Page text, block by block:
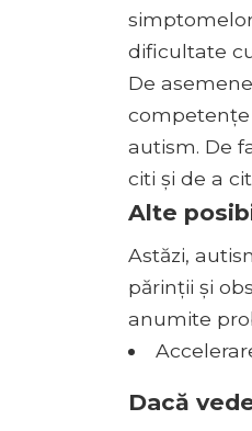
dificultate
De
competențe
autism. De
citi și de a
Alte
Astăzi,
părinții și
anumite
Dacă